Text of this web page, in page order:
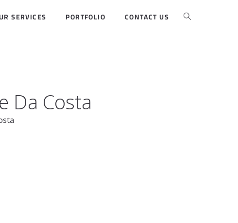
SERVICES PORTFOLIO CONTACT US
Da Costa